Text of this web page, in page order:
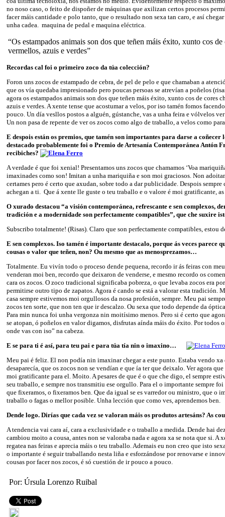
no noso caso, o feito de dispoñer de máquinas que axilizan certos procesos
facer máis cantidade e polo tanto, que o resultado non sexa tan caro, e así
unha cadea. maquina de pedal e maquina eléctrica.
“Os estampados animais son dos que teñen máis éxito, xunto cos
vermellos, azuis e verdes”
Recordas cal foi o primeiro zoco da túa colección?
Foron uns zocos de estampado de cebra, de pel de pelo e que chamaban a
que os vía quedaba impresionado pero poucas persoas se atrevían a poñelos
agora os estampados animais son dos que teñen máis éxito, xunto cos de cores
azuis e verdes. A xente tense que acostumar a velos, por iso tamén fomos
pouco. Un día vesllos postos a alguén, gústanche, vas a unha feira e vólvelos
Un non pasa de repente de ver os zocos como algo de traballo, a velos como
E despois están os premios, que tamén son importantes para darse a coñecer
destacado probablemente foi o Premio de Artesanía Contemporánea Antón
recibiches?
A verdade é que foi xenial! Presentamos uns zocos que chamamos ‘Voa
imaxinades como son! Imitan a unha mariquiña e son moi graciosos. Non
certames pero é certo que axudan, sobre todo a dar publicidade. Despois sempre
achegan a ti. Que á xente lle guste o teu traballo e o valore é moi gratificante,
O xurado destacou “a visión contemporánea, refrescante e sen complexos,
tradición e a modernidade son perfectamente compatibles”, que che suxire
Subscribo totalmente! (Risas). Claro que son perfectamente compatibles, estou
E sen complexos. Iso tamén é importante destacalo, porque ás veces parece
cousas o valor que teñen, non? Ou mesmo que as menosprezamos…
Totalmente. Eu vivín todo o proceso dende pequena, recordo ir ás feiras con
venderan moi ben, recordo que deixaron de venderse, e mesmo recordo os
cara os zocos. O zoco tradicional significaba pobreza, o que levaba zocos era
permitirse outro tipo de zapatos. Agora é cando se está a valorar esta tradición.
casa sempre estivemos moi orgullosos da nosa profesión, sempre. Meu pai
zocos ten sorte, que non ten que ir descalzo. Ou sexa que todo depende da
Para min nunca foi unha vergonza nin moitísimo menos. Pero si é certo que
se atopan, ó poñelos en valor digamos, disfrutas aínda máis do éxito. Por todos
onde vas con iso” na cabeza.
E se para ti é así, para teu pai e para túa tía nin o imaxino…
Meu pai é feliz. El non podía nin imaxinar chegar a este punto. Estaba vendo
desaparecía, que os zocos non se vendían e que ía ter que deixalo. Ver agora
moi gratificante para el. Moito. A pesares de que é o que che digo, el sempre
seu traballo, e sempre nos transmitiu ese orgullo. Para el o importante sempre
que fixeramos, o fixeramos ben. Que da igual se es varredor ou ministro, que o
traballo o fagas o mellor posible. Unha lección que como ves, aprendemos ben.
Dende logo. Dirías que cada vez se valoran máis os produtos artesáns? As
A tendencia vai cara aí, cara a exclusividade e o traballo a medida. Dende hai
cambiou moito a cousa, antes non se valoraba nada e agora xa se nota que si. A
regatea nas feiras e aprecia máis o teu traballo. Ademais eu non creo que isto
o importante é seguir traballando nesta liña e esforzándose por renovarse e
cousas por facer nos zocos, é só cuestión de ir pouco a pouco.
Por: Úrsula Lorenzo Ruibal